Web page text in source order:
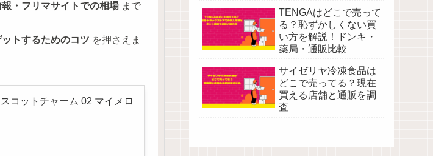
・フリマサイトでの相場まで
トするためのコツ を押さえま
コットチャーム 02 マイメロ
TENGAはどこで売って
る？恥ずかしくない買
い方を解説！ドンキ・
薬局・通販比較
サイゼリヤ冷凍食品は
どこで売ってる？現在
買える店舗と通販を調
査